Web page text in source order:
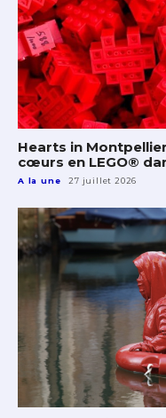
Hearts in
cœurs en LEGO®
A la une 27 juillet 2026